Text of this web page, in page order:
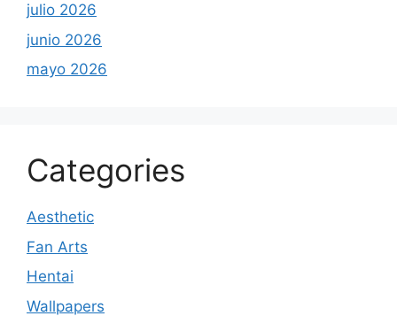
julio 2026
junio 2026
mayo 2026
Categories
Aesthetic
Fan Arts
Hentai
Wallpapers